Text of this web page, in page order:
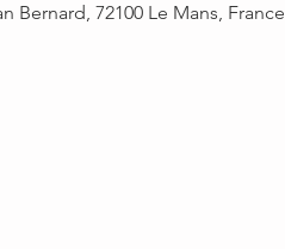
Bernard, 72100 Le Mans, France